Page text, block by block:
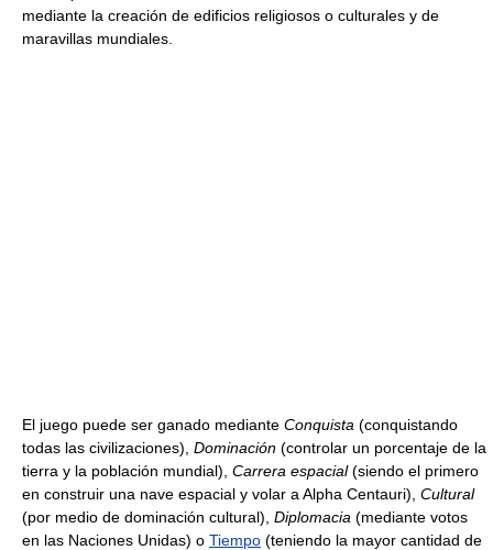
mediante la creación de edificios religiosos o culturales y de
maravillas mundiales.
El juego puede ser ganado mediante Conquista (conquistando
todas las civilizaciones), Dominación (controlar un porcentaje de la
tierra y la población mundial), Carrera espacial(siendo el primero
en construir una nave espacial y volar a Alpha Centauri), Cultural
(por medio de dominación cultural), Diplomacia (mediante votos
en las Naciones Unidas) o Tiempo (teniendo la mayor cantidad de